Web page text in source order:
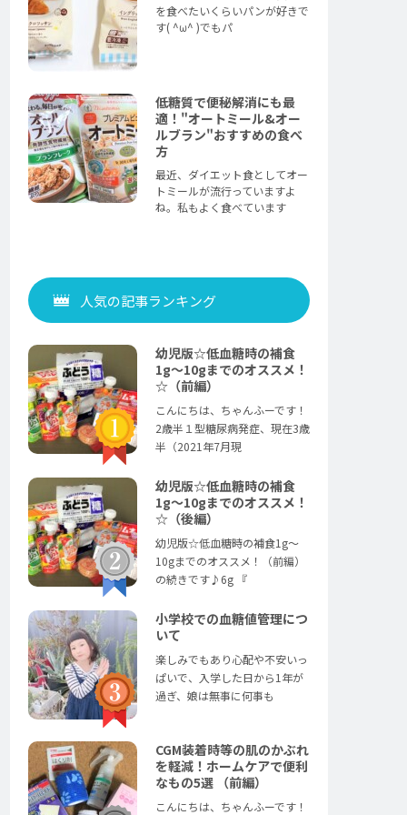
を食べたいくらいパンが好きで
す( ^ω^ )でもパ
低糖質で便秘解消にも最
適！"オートミール&オー
ルブラン"おすすめの食べ
方
最近、ダイエット食としてオー
トミールが流行っていますよ
ね。私もよく食べています
人気の記事ランキング
幼児版☆低血糖時の補食
1g〜10gまでのオススメ！
☆（前編）
こんにちは、ちゃんふーです！
2歳半１型糖尿病発症、現在3歳
半（2021年7月現
幼児版☆低血糖時の補食
1g〜10gまでのオススメ！
☆（後編）
幼児版☆低血糖時の補食1g〜
10gまでのオススメ！（前編）
の続きです♪6g 『
小学校での血糖値管理につ
いて
楽しみでもあり心配や不安いっ
ぱいで、入学した日から1年が
過ぎ、娘は無事に何事も
CGM装着時等の肌のかぶれ
を軽減！ホームケアで便利
なもの5選 （前編）
こんにちは、ちゃんふーです！